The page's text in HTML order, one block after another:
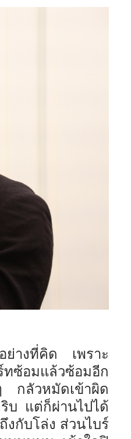
ย่างที่คิด เพราะ
ทซ้อมแล้วซ้อมอีก
กลัวหมัดเข้าผิด
ริบ แต่ก็ผ่านไปได้
กับโล่ง ส่วนไบร์